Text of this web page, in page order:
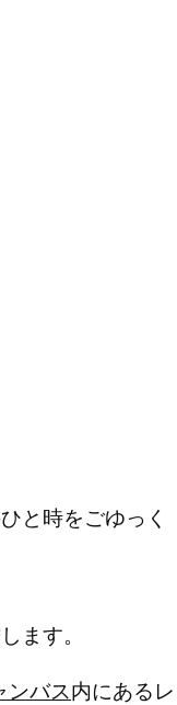
と時をごゆっく
ます。
ンバス内にあるレ